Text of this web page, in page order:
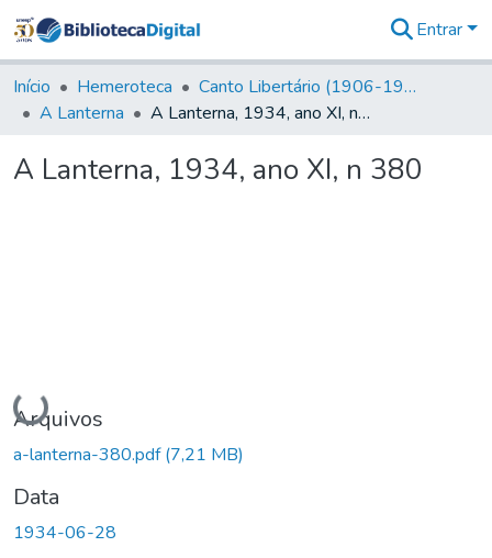
&
Coleções
Tudo na
Digital
Entrar
Início Hemeroteca
Canto Libertário (1906-1995)
A Lanterna
A Lanterna, 1934, ano XI, n 380
A Lanterna, 1934, ano XI, n 380
Carregando...
Arquivos
a-lanterna-380.pdf(7,21 MB)
Data
1934-06-28